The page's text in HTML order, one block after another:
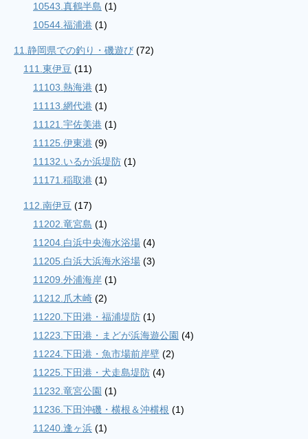
10543.真鶴半島 (1)
10544.福浦港 (1)
11.静岡県での釣り・磯遊び (72)
111.東伊豆 (11)
11103.熱海港 (1)
11113.網代港 (1)
11121.宇佐美港 (1)
11125.伊東港 (9)
11132.いるか浜堤防 (1)
11171.稲取港 (1)
112.南伊豆 (17)
11202.竜宮島 (1)
11204.白浜中央海水浴場 (4)
11205.白浜大浜海水浴場 (3)
11209.外浦海岸 (1)
11212.爪木崎 (2)
11220.下田港・福浦堤防 (1)
11223.下田港・まどが浜海遊公園 (4)
11224.下田港・魚市場前岸壁 (2)
11225.下田港・犬走島堤防 (4)
11232.竜宮公園 (1)
11236.下田沖磯・横根＆沖横根 (1)
11240.逢ヶ浜 (1)